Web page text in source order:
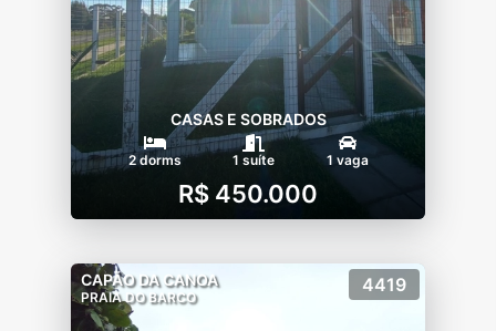
CASAS E SOBRADOS
2 dorms 1 suíte 1 vaga
R$ 450.000
CAPÃO DA CANOA
PRAIA DO BARCO
4419